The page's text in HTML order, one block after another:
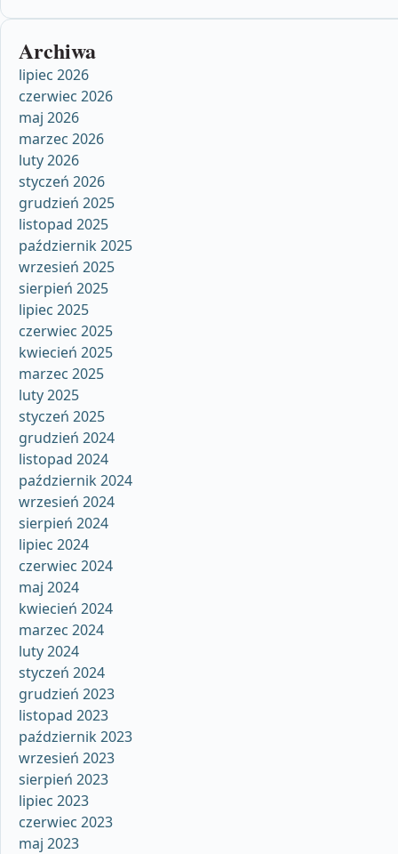
Archiwa
lipiec 2026
czerwiec 2026
maj 2026
marzec 2026
luty 2026
styczeń 2026
grudzień 2025
listopad 2025
październik 2025
wrzesień 2025
sierpień 2025
lipiec 2025
czerwiec 2025
kwiecień 2025
marzec 2025
luty 2025
styczeń 2025
grudzień 2024
listopad 2024
październik 2024
wrzesień 2024
sierpień 2024
lipiec 2024
czerwiec 2024
maj 2024
kwiecień 2024
marzec 2024
luty 2024
styczeń 2024
grudzień 2023
listopad 2023
październik 2023
wrzesień 2023
sierpień 2023
lipiec 2023
czerwiec 2023
maj 2023